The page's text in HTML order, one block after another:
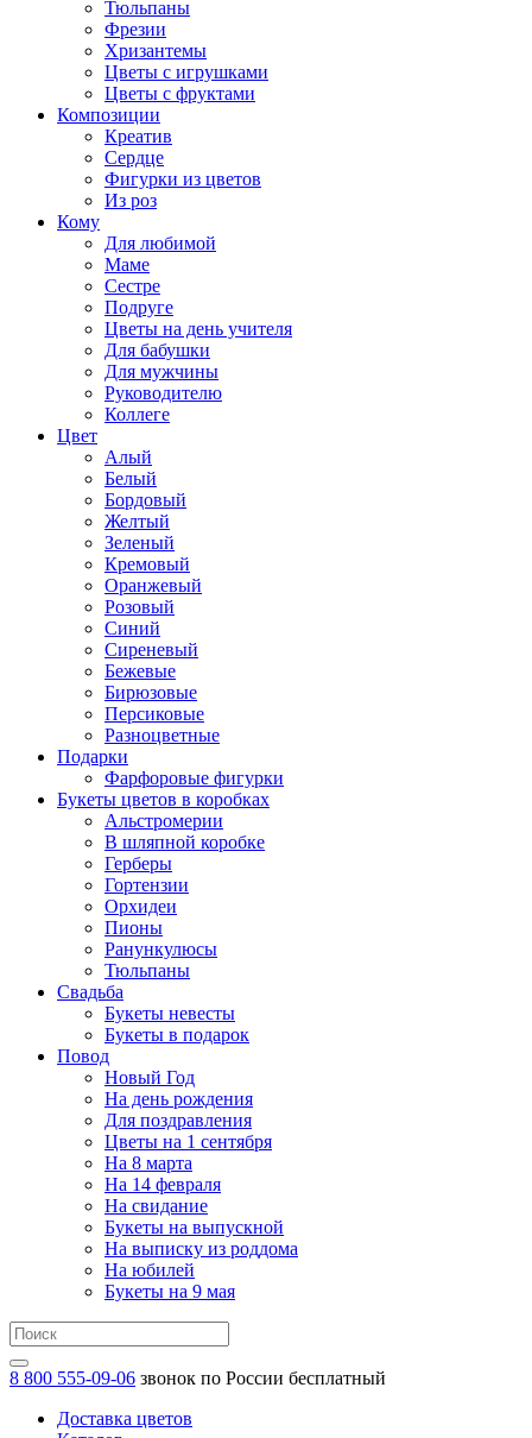
Тюльпаны
Фрезии
Хризантемы
Цветы с игрушками
Цветы с фруктами
Композиции
Креатив
Сердце
Фигурки из цветов
Из роз
Кому
Для любимой
Маме
Сестре
Подруге
Цветы на день учителя
Для бабушки
Для мужчины
Руководителю
Коллеге
Цвет
Алый
Белый
Бордовый
Желтый
Зеленый
Кремовый
Оранжевый
Розовый
Синий
Сиреневый
Бежевые
Бирюзовые
Персиковые
Разноцветные
Подарки
Фарфоровые фигурки
Букеты цветов в коробках
Альстромерии
В шляпной коробке
Герберы
Гортензии
Орхидеи
Пионы
Ранункулюсы
Тюльпаны
Свадьба
Букеты невесты
Букеты в подарок
Повод
Новый Год
На день рождения
Для поздравления
Цветы на 1 сентября
На 8 марта
На 14 февраля
На свидание
Букеты на выпускной
На выписку из роддома
На юбилей
Букеты на 9 мая
8 800 555-09-06 звонок по России бесплатный
Доставка цветов